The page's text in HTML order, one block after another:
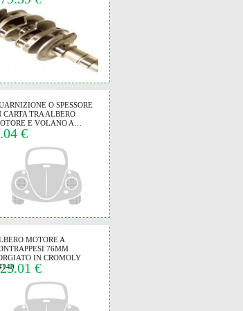
O SPESSORE
CARTA TRA ALBERO
E VOLANO A…
€
MOTORE A
76MM
IN CROMOLY
€